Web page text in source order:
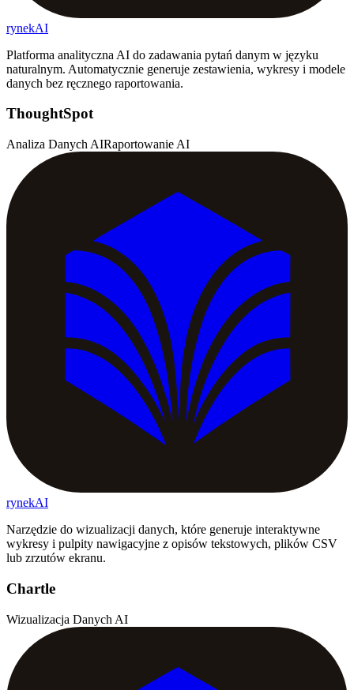
rynekAI
Platforma analityczna AI do zadawania pytań danym w języku
naturalnym. Automatycznie generuje zestawienia, wykresy i modele
danych bez ręcznego raportowania.
ThoughtSpot
Analiza Danych AIRaportowanie AI
rynekAI
Narzędzie do wizualizacji danych, które generuje interaktywne
wykresy i pulpity nawigacyjne z opisów tekstowych, plików CSV
lub zrzutów ekranu.
Chartle
Wizualizacja Danych AI